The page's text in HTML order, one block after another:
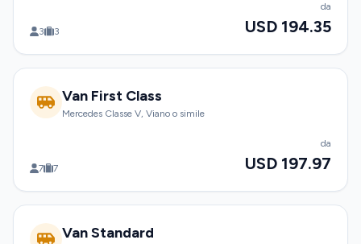
3 3
da
USD 194.35
Van First Class
Mercedes Classe V, Viano o simile
7 7
da
USD 197.97
Van Standard